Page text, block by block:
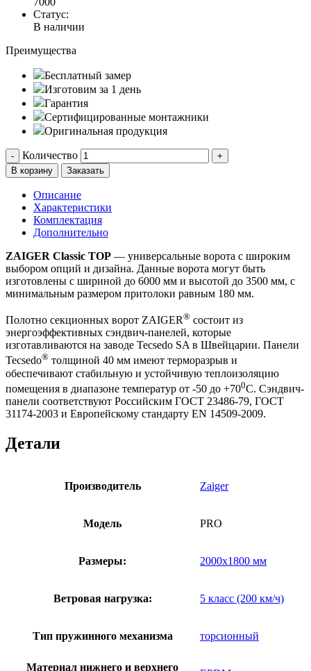
Статус:
В наличии
Преимущества
Бесплатный замер
Изготовим за 1 день
Гарантия
Сертифицированные монтажники
Оригинальная продукция
- Количество
+
В корзину
Заказать
Описание
Характеристики
Комплектация
Дополнительно
ZAIGER Classic TOP — универсальные ворота с широким
выбором опций и дизайна. Данные ворота могут быть
изготовлены с шириной до 6000 мм и высотой до 3500 мм, с
минимальным размером притолоки равным 180 мм.
Полотно секционных ворот ZAIGER® состоит из
энергоэффективных сэндвич-панелей, которые
изготавливаются на заводе Tecsedo SA в Швейцарии. Панели
Tecsedo® толщиной 40 мм имеют терморазрыв и
обеспечивают стабильную и устойчивую теплоизоляцию
помещения в диапазоне температур от -50 до +700С. Сэндвич-
панели соответствуют Российским ГОСТ 23486-79, ГОСТ
31174-2003 и Европейскому стандарту EN 14509-2009.
Детали
Производитель Zaiger
Модель PRO
Размеры: 2000х1800 мм
Ветровая нагрузка: 5 класс (200 км/ч)
Тип пружинного механизма торсионный
Материал нижнего и верхнего